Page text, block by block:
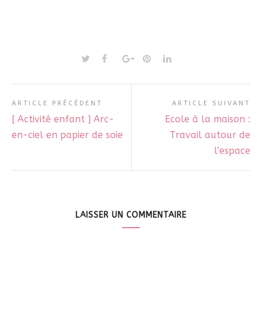
ARTICLE PRÉCÉDENT
[ Activité enfant ] Arc-
en-ciel en papier de soie
ARTICLE SUIVANT
Ecole à la maison :
Travail autour de
l’espace
LAISSER UN COMMENTAIRE